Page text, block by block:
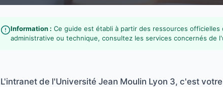
Information : Ce guide est établi à partir des ressources
administrative ou technique, consultez les services concernés de
L'intranet de l'Université Jean Moulin Lyon 3, c'est